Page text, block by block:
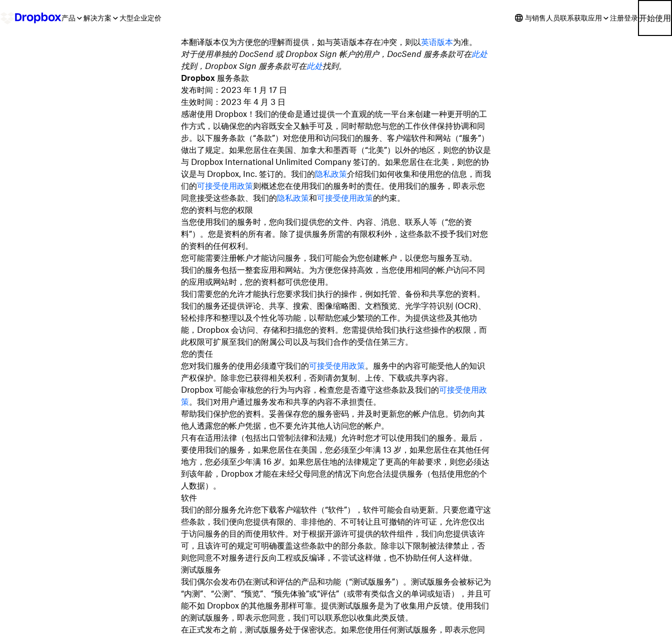
产品 解决方案 大型企业定价 与销售人员联系获取应用 注册登录开始使用
本翻译版本仅为方便您的理解而提供，如与英语版本存在冲突，则以英语版本为准。
对于使用单独的 DocSend 或 Dropbox Sign 帐户的用户，DocSend 服务条款可在此处
找到，Dropbox Sign 服务条款可在此处找到。
Dropbox 服务条款
发布时间：2023 年 1 月 17 日
生效时间：2023 年 4 月 3 日
感谢使用 Dropbox！我们的使命是通过提供一个直观的统一平台来创建一种更开明的工
作方式，以确保您的内容既安全又触手可及，同时帮助您与您的工作伙伴保持协调和同
步。以下服务条款（“条款”）对您使用和访问我们的服务、客户端软件和网站（“服务”）
做出了规定。如果您居住在美国、加拿大和墨西哥（“北美”）以外的地区，则您的协议是
与 Dropbox International Unlimited Company 签订的。如果您居住在北美，则您的协
议是与 Dropbox, Inc. 签订的。我们的隐私政策介绍我们如何收集和使用您的信息，而我
们的可接受使用政策则概述您在使用我们的服务时的责任。使用我们的服务，即表示您
同意接受这些条款、我们的隐私政策和可接受使用政策的约束。
您的资料与您的权限
当您使用我们的服务时，您向我们提供您的文件、内容、消息、联系人等（“您的资
料”）。您是资料的所有者。除了提供服务所需的有限权利外，这些条款不授予我们对您
的资料的任何权利。
您可能需要注册帐户才能访问服务，我们可能会为您创建帐户，以便您与服务互动。
我们的服务包括一整套应用和网站。为方便您保持高效，当您使用相同的帐户访问不同
的应用或网站时，您的资料都可供您使用。
我们需要您的允许才能执行您要求我们执行的操作，例如托管、备份和共享您的资料。
我们的服务还提供评论、共享、搜索、图像缩略图、文档预览、光学字符识别 (OCR)、
轻松排序和整理以及个性化等功能，以帮助您减少繁琐的工作。为提供这些及其他功
能，Dropbox 会访问、存储和扫描您的资料。您需提供给我们执行这些操作的权限，而
此权限可扩展至我们的附属公司以及与我们合作的受信任第三方。
您的责任
您对我们服务的使用必须遵守我们的可接受使用政策。服务中的内容可能受他人的知识
产权保护。除非您已获得相关权利，否则请勿复制、上传、下载或共享内容。
Dropbox 可能会审核您的行为与内容，检查您是否遵守这些条款及我们的可接受使用政
策。我们对用户通过服务发布和共享的内容不承担责任。
帮助我们保护您的资料。妥善保存您的服务密码，并及时更新您的帐户信息。切勿向其
他人透露您的帐户凭据，也不要允许其他人访问您的帐户。
只有在适用法律（包括出口管制法律和法规）允许时您才可以使用我们的服务。最后，
要使用我们的服务，如果您居住在美国，您必须至少年满 13 岁，如果您居住在其他任何
地方，您必须至少年满 16 岁。如果您居住地的法律规定了更高的年龄要求，则您必须达
到该年龄，Dropbox 才能在未经父母同意的情况下向您合法提供服务（包括使用您的个
人数据）。
软件
我们的部分服务允许您下载客户端软件（“软件”），软件可能会自动更新。只要您遵守这
些条款，我们便向您提供有限的、非排他的、不可转让且可撤销的许可证，允许您仅出
于访问服务的目的而使用软件。对于根据开源许可提供的软件组件，我们向您提供该许
可，且该许可的规定可明确覆盖这些条款中的部分条款。除非以下限制被法律禁止，否
则您同意不对服务进行反向工程或反编译，不尝试这样做，也不协助任何人这样做。
测试版服务
我们偶尔会发布仍在测试和评估的产品和功能（“测试版服务”）。测试版服务会被标记为
“内测”、“公测”、“预览”、“预先体验”或“评估”（或带有类似含义的单词或短语），并且可
能不如 Dropbox 的其他服务那样可靠。提供测试版服务是为了收集用户反馈。使用我们
的测试版服务，即表示您同意，我们可以联系您以收集此类反馈。
在正式发布之前，测试版服务处于保密状态。如果您使用任何测试版服务，即表示您同